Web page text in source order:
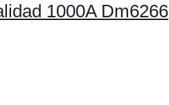
1000A Dm6266